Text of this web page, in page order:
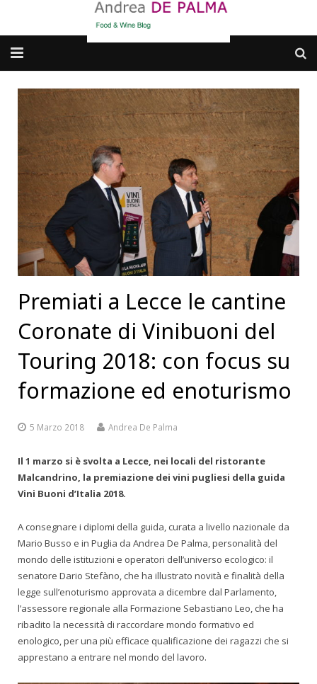
Galleria fotografica
Chi sono
cosa BERE
dove MANGIARE
cosa CUCINARE
dove ANDARE
Premiati a Lecce le cantine
Coronate di Vinibuoni del
Touring 2018: con focus su
formazione ed enoturismo
5 Marzo 2018 Andrea De Palma
Il 1 marzo si è svolta a Lecce, nei locali del ristorante
Malcandrino, la premiazione dei vini pugliesi della guida
Vini Buoni d’Italia 2018.
A consegnare i diplomi della guida, curata a livello nazionale da
Mario Busso e in Puglia da Andrea De Palma, personalità del
mondo delle istituzioni e operatori dell’universo ecologico: il
senatore Dario Stefàno, che ha illustrato novità e finalità della
legge sull’enoturismo approvata a dicembre dal Parlamento,
l’assessore regionale alla Formazione Sebastiano Leo, che ha
ribadito la necessità di raccordare mondo formativo ed
enologico, per una più efficace qualificazione dei ragazzi che si
apprestano a entrare nel mondo del lavoro.